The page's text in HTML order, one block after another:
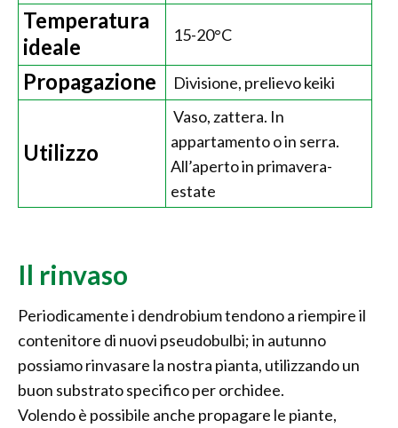
Temperatura
ideale
15-20°C
Propagazione Divisione, prelievo keiki
Utilizzo
Vaso, zattera. In
appartamento o in serra.
All’aperto in primavera-
estate
Il rinvaso
Periodicamente i dendrobium tendono a riempire il
contenitore di nuovi pseudobulbi; in autunno
possiamo rinvasare la nostra pianta, utilizzando un
buon substrato specifico per orchidee.
Volendo è possibile anche propagare le piante,